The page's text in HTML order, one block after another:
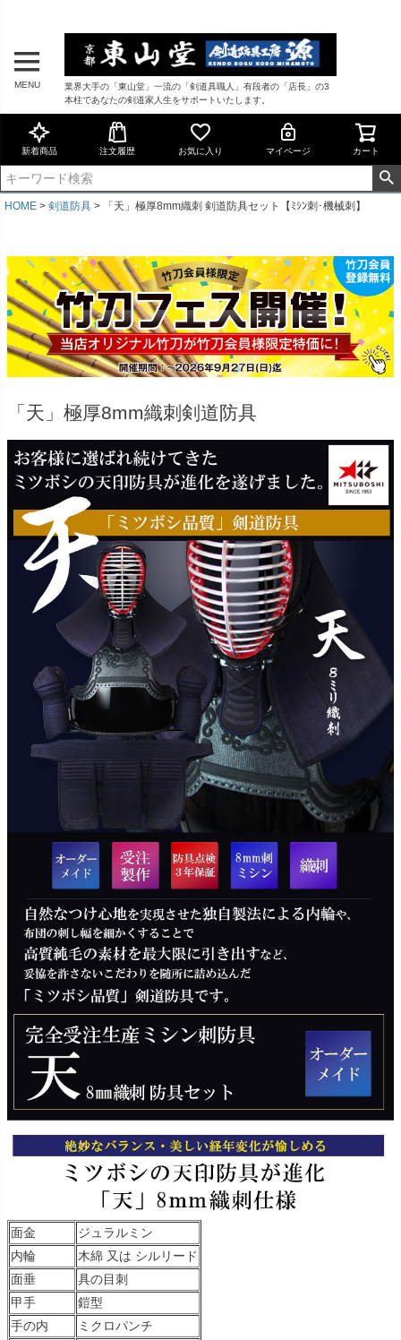
MENU
業界大手の「東山堂」一流の「剣道具職人」有段者の「店長」の3
本柱であなたの剣道家人生をサポートいたします。
新着商品 注文履歴 お気に入り マイページ カート
HOME 剣道防具 「天」極厚8mm織刺 剣道防具セット【ﾐｼﾝ刺･機械刺】
「天」極厚8mm織刺剣道防具
面金
ジュラルミン
内輪
木綿 又は シルリード
面垂
具の目刺
甲手
鎧型
手の内
ミクロパンチ